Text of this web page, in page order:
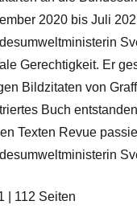
2020 bis Juli
Gerechtigkeit. Er
Bildzitaten von
Buch
Texten Revue
| 112 Seiten